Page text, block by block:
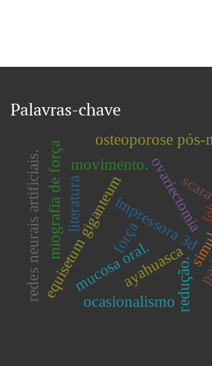
Palavras-chave
impressora 3d
scara
equisetum giganteum ovariectomia
osteoporose pós-
miografia de força
redes neurais artificiais. ayahuascaredução.
ocasionalismo
força
movimento.
mucosa oral.
literatura